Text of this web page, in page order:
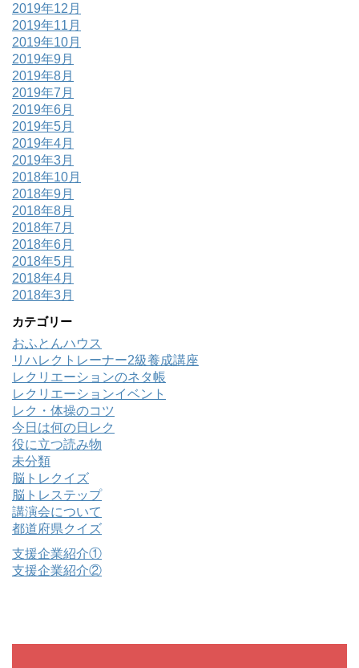
2019年12月
2019年11月
2019年10月
2019年9月
2019年8月
2019年7月
2019年6月
2019年5月
2019年4月
2019年3月
2018年10月
2018年9月
2018年8月
2018年7月
2018年6月
2018年5月
2018年4月
2018年3月
カテゴリー
おふとんハウス
リハレクトレーナー2級養成講座
レクリエーションのネタ帳
レクリエーションイベント
レク・体操のコツ
今日は何の日レク
役に立つ読み物
未分類
脳トレクイズ
脳トレステップ
講演会について
都道府県クイズ
支援企業紹介①
支援企業紹介②